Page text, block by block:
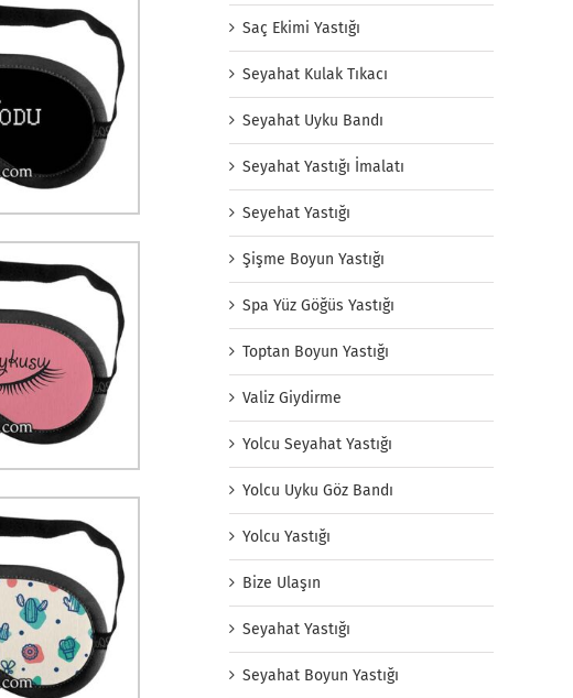
Saç Ekimi Yastığı
Seyahat Kulak Tıkacı
Seyahat Uyku Bandı
Seyahat Yastığı İmalatı
Seyehat Yastığı
Şişme Boyun Yastığı
Spa Yüz Göğüs Yastığı
Toptan Boyun Yastığı
Valiz Giydirme
Yolcu Seyahat Yastığı
Yolcu Uyku Göz Bandı
Yolcu Yastığı
Bize Ulaşın
Seyahat Yastığı
Seyahat Boyun Yastığı